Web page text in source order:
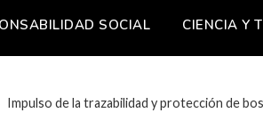
SOCIAL CIENCIA Y
Impulso de la trazabilidad y protección de